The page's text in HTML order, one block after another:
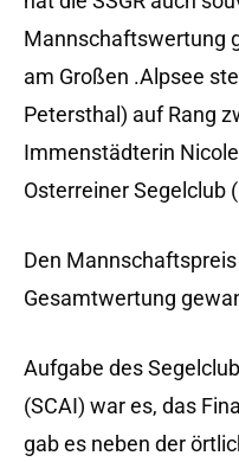
Mannschaftswertung
am Großen .Alpsee
Petersthal) auf Rang
Immenstädterin
Osterreiner Segelclub
Den
Gesamtwertung
Aufgabe des
(SCAI) war es, das
gab es neben der